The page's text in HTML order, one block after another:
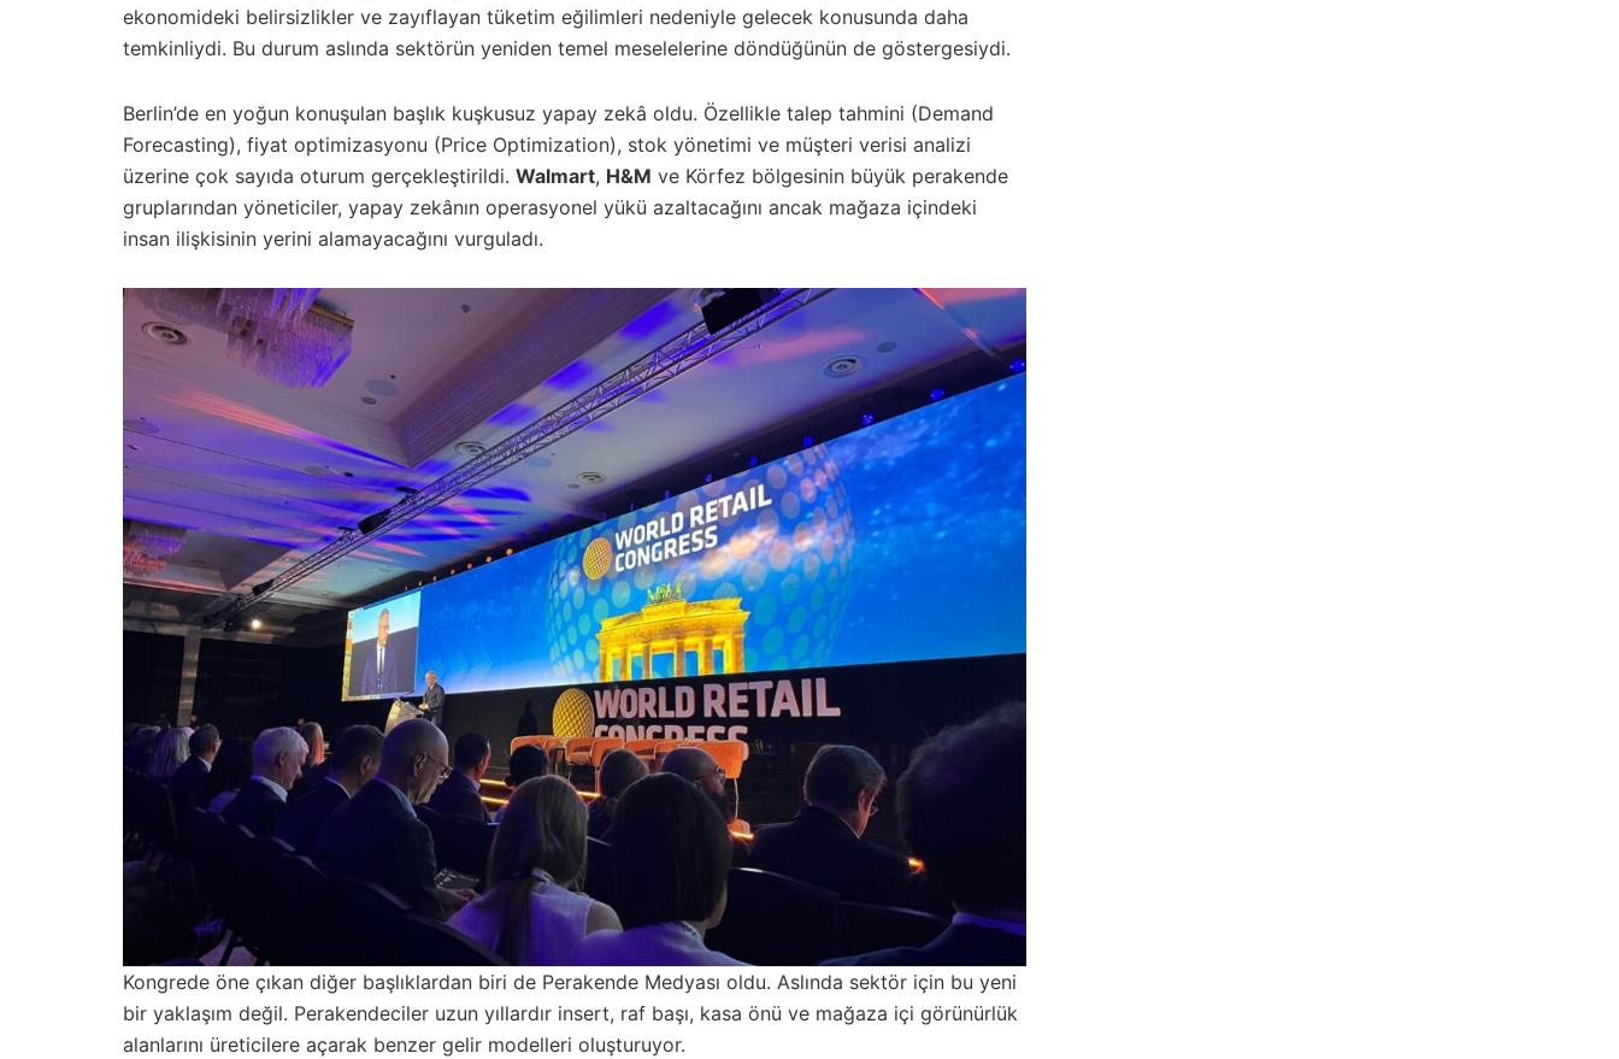
ekonomideki belirsizlikler ve zayıflayan tüketim eğilimleri nedeniyle gelecek konusunda daha
temkinliydi. Bu durum aslında sektörün yeniden temel meselelerine döndüğünün de göstergesiydi.
Berlin’de en yoğun konuşulan başlık kuşkusuz yapay zekâ oldu. Özellikle talep tahmini (Demand
Forecasting), fiyat optimizasyonu (Price Optimization), stok yönetimi ve müşteri verisi analizi
üzerine çok sayıda oturum gerçekleştirildi. Walmart, H&M ve Körfez bölgesinin büyük perakende
gruplarından yöneticiler, yapay zekânın operasyonel yükü azaltacağını ancak mağaza içindeki
insan ilişkisinin yerini alamayacağını vurguladı.
Kongrede öne çıkan diğer başlıklardan biri de Perakende Medyası oldu. Aslında sektör için bu yeni
bir yaklaşım değil. Perakendeciler uzun yıllardır insert, raf başı, kasa önü ve mağaza içi görünürlük
alanlarını üreticilere açarak benzer gelir modelleri oluşturuyor.